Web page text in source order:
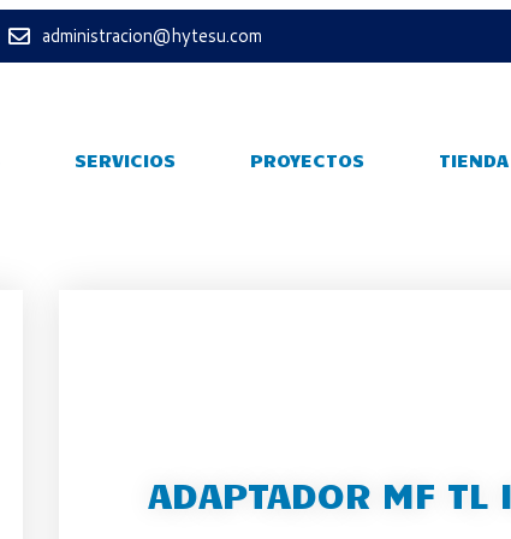
administracion@hytesu.com
SERVICIOS PROYECTOS TIENDA
ADAPTADOR MF